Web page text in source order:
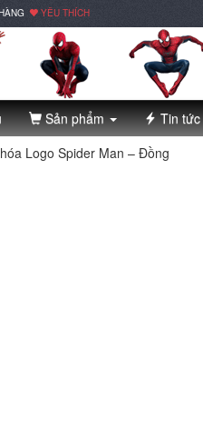
YÊU THÍCH
Sản phẩm Tin tức
Logo Spider Man – Đồng